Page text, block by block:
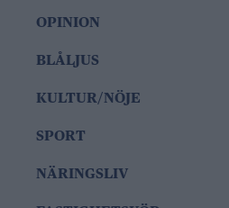
OPINION
BLÅLJUS
KULTUR/NÖJE
SPORT
NÄRINGSLIV